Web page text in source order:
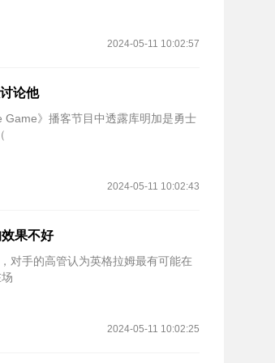
2024-05-11 10:02:57
论他
》播客节目中透露库明加是勇士
2024-05-11 10:02:43
果不好
对手的高管认为英格拉姆最有可能在
2024-05-11 10:02:25